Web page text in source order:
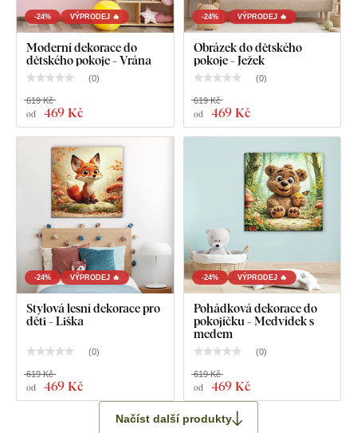
-24% VÝPRODEJ 🔥
Moderní dekorace do
dětského pokoje - Vrána
(0)
od 469 Kč
619 Kč
-24% VÝPRODEJ 🔥
Obrázek do dětského
pokoje - Ježek
(0)
od 469 Kč
619 Kč
-24% VÝPRODEJ 🔥
Stylová lesní dekorace pro
děti - Liška
(0)
od 469 Kč
619 Kč
-24% VÝPRODEJ 🔥
Pohádková dekorace do
pokojíčku - Medvídek s
medem
(0)
od 469 Kč
619 Kč
Načíst další produkty